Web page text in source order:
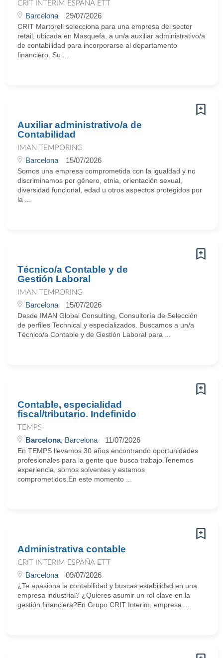
CRIT INTERIM ESPAÑA ETT
Barcelona 29/07/2026
CRIT Martorell selecciona para una empresa del sector
retail, ubicada en Masquefa, a un/a auxiliar administrativo/a
de contabilidad para incorporarse al departamento
financiero. Su ...
Auxiliar administrativo/a de
Contabilidad
IMAN TEMPORING
Barcelona 15/07/2026
Somos una empresa comprometida con la igualdad y no
discriminamos por género, etnia, orientación sexual,
diversidad funcional, edad u otros aspectos protegidos por
la ...
Técnico/a Contable y de
Gestión Laboral
IMAN TEMPORING
Barcelona 15/07/2026
Desde IMAN Global Consulting, Consultoría de Selección
de perfiles Technical y especializados. Buscamos a un/a
Técnico/a Contable y de Gestión Laboral para ...
Contable, especialidad
fiscal/tributario. Indefinido
TEMPS
Barcelona, Barcelona 11/07/2026
En TEMPS llevamos 30 años encontrando oportunidades
profesionales para la gente que busca trabajo.Tenemos
experiencia, somos solventes y estamos
comprometidos.En este momento ...
Administrativa contable
CRIT INTERIM ESPAÑA ETT
Barcelona 09/07/2026
¿Te apasiona la contabilidad y buscas estabilidad en una
empresa industrial? ¿Quieres asumir un rol clave en la
gestión financiera?En Grupo CRIT Interim, empresa ...